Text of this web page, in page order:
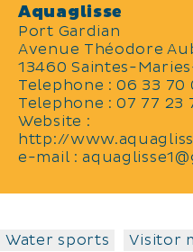
Aquaglisse
Port Gardian
Avenue Théodore
13460 Saintes-
Telephone : 06 33 70
Telephone : 07 77 23
Website :
http://
e-mail :
Water sports Visitor